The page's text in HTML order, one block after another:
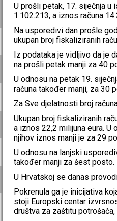
U prošli petak, 17. siječnja u
1.102.213, a iznos računa
Na usporedivi dan prošle
ukupan broj fiskaliziranih
Iz podataka je vidljivo da je
na prošli petak manji za 40
U odnosu na petak 19.
računa također manji, za 30
​​Za Sve djelatnosti broj
Ukupan broj fiskaliziranih
a iznos 22,2 milijuna eura. U
njihov iznos manji je za 29
U odnosu na lanjski
također manji za šest posto.
U Hrvatskoj se danas
Pokrenula ga je inicijativa
stoji Europski centar
društva za zaštitu